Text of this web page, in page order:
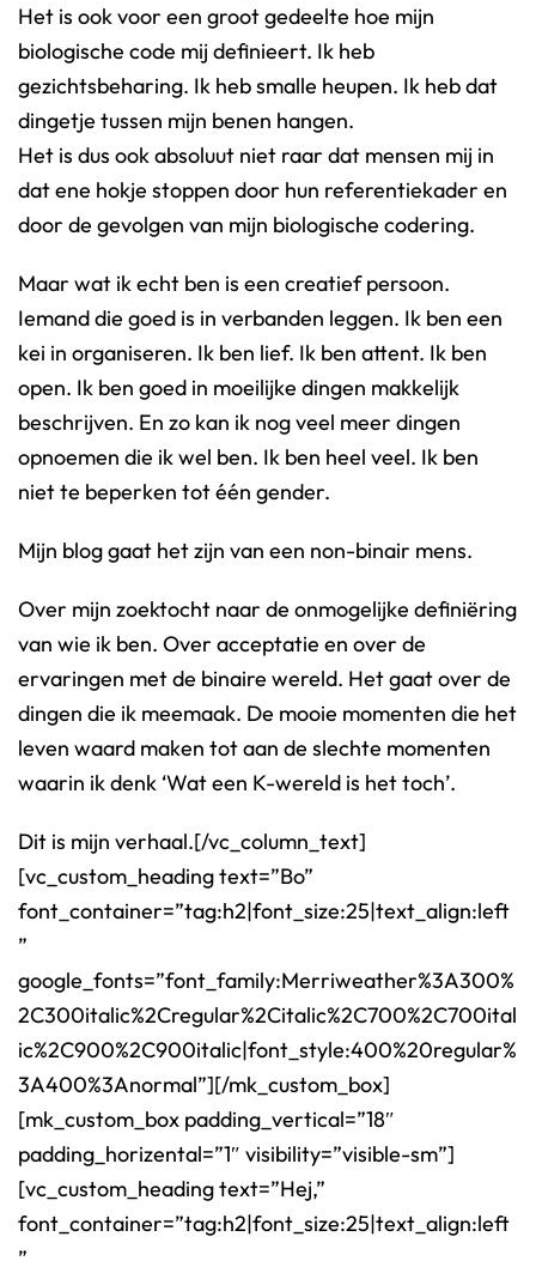
Het is ook voor een groot gedeelte hoe mijn
biologische code mij definieert. Ik heb
gezichtsbeharing. Ik heb smalle heupen. Ik heb dat
dingetje tussen mijn benen hangen.
Het is dus ook absoluut niet raar dat mensen mij in
dat ene hokje stoppen door hun referentiekader en
door de gevolgen van mijn biologische codering.
Maar wat ik echt ben is een creatief persoon.
Iemand die goed is in verbanden leggen. Ik ben een
kei in organiseren. Ik ben lief. Ik ben attent. Ik ben
open. Ik ben goed in moeilijke dingen makkelijk
beschrijven. En zo kan ik nog veel meer dingen
opnoemen die ik wel ben. Ik ben heel veel. Ik ben
niet te beperken tot één gender.
Mijn blog gaat het zijn van een non-binair mens.
Over mijn zoektocht naar de onmogelijke definiëring
van wie ik ben. Over acceptatie en over de
ervaringen met de binaire wereld. Het gaat over de
dingen die ik meemaak. De mooie momenten die het
leven waard maken tot aan de slechte momenten
waarin ik denk ‘Wat een K-wereld is het toch’.
Dit is mijn verhaal.[/vc_column_text]
[vc_custom_heading text=”Bo”
font_container=”tag:h2|font_size:25|text_align:left
”
google_fonts=”font_family:Merriweather%3A300%
2C300italic%2Cregular%2Citalic%2C700%2C700ital
ic%2C900%2C900italic|font_style:400%20regular%
3A400%3Anormal”][/mk_custom_box]
[mk_custom_box padding_vertical=”18″
padding_horizental=”1″ visibility=”visible-sm”]
[vc_custom_heading text=”Hej,”
font_container=”tag:h2|font_size:25|text_align:left
”